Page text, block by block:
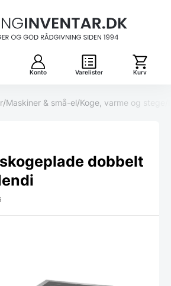
Konto Varelister Kurv
/Maskiner & små-el/Koge, varme og stege
dobbelt